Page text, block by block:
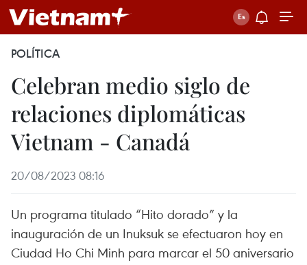
POLÍTICA
Celebran medio siglo de
relaciones diplomáticas
Vietnam - Canadá
20/08/2023 08:16
Un programa titulado “Hito dorado” y la
inauguración de un Inuksuk se efectuaron hoy en
Ciudad Ho Chi Minh para marcar el 50 aniversario